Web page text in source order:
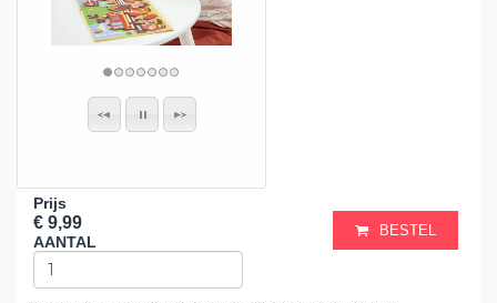
Prijs
€ 9,99
AANTAL
BESTEL